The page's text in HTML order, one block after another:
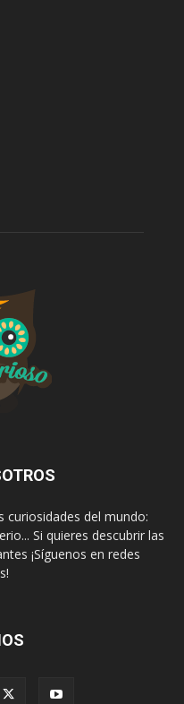
curiosidades del mundo:
Si quieres descubrir las
¡Síguenos en redes